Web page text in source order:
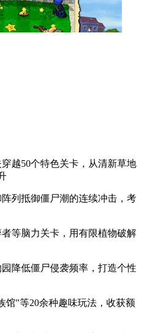
越50个特色关卡，从清新草地
列抵御僵尸潮的连续冲击，考
等脑力关卡，用有限植物破解
降低僵尸侵袭频率，打造个性
馆"等20余种趣味玩法，收获额